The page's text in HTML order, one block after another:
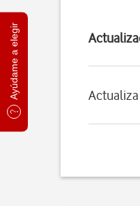
Ayúdame a elegir